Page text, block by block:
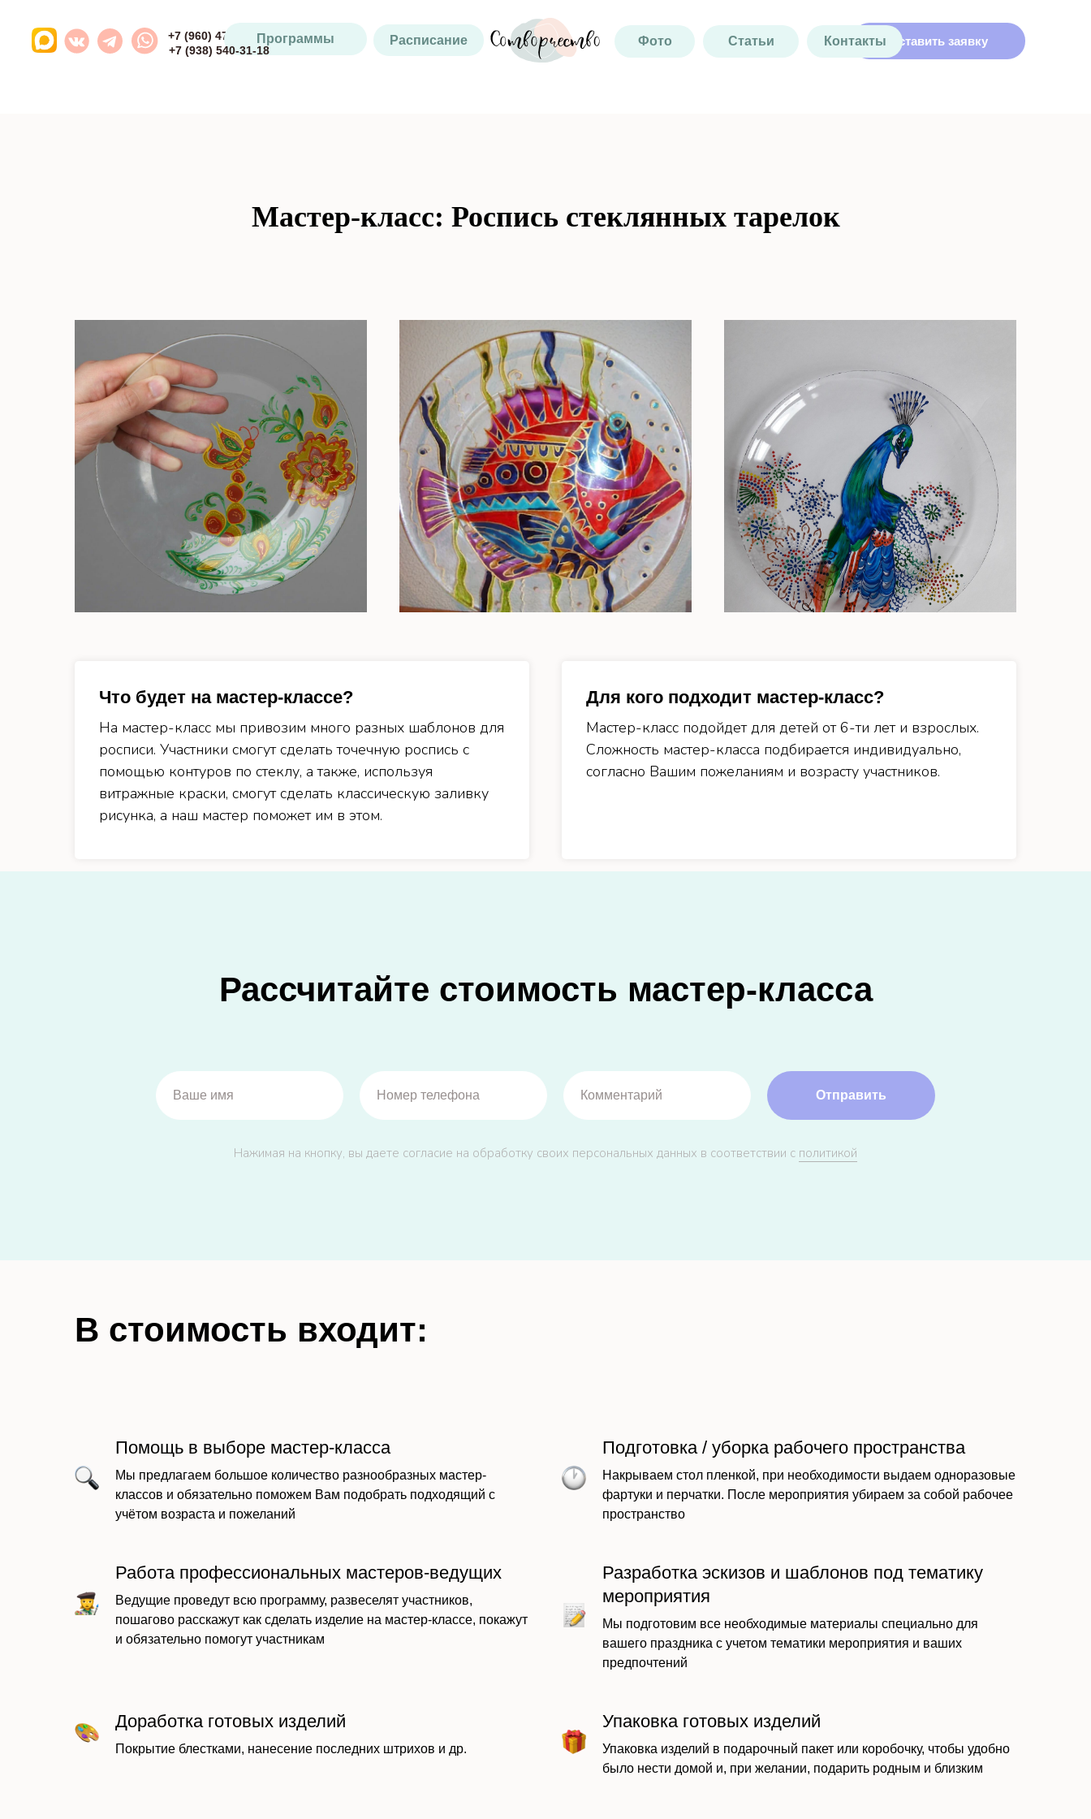
+7 (960) 471-93-64 Оставить заявку
Программы Расписание Фото Статьи Контакты
+7 (938) 540-31-18
Мастер-класс: Роспись стеклянных тарелок
Что будет на мастер-классе?
На мастер-класс мы привозим много разных шаблонов для
росписи. Участники смогут сделать точечную роспись с
помощью контуров по стеклу, а также, используя
витражные краски, смогут сделать классическую заливку
рисунка, а наш мастер поможет им в этом.
Для кого подходит мастер-класс?
Мастер-класс подойдет для детей от 6-ти лет и взрослых.
Сложность мастер-класса подбирается индивидуально,
согласно Вашим пожеланиям и возрасту участников.
Рассчитайте стоимость мастер-класса
Отправить
Нажимая на кнопку, вы даете согласие на обработку своих персональных данных в соответствии с политикой
В стоимость входит:
Помощь в выборе мастер-класса
Мы предлагаем большое количество разнообразных мастер-
классов и обязательно поможем Вам подобрать подходящий с
учётом возраста и пожеланий
Подготовка / уборка рабочего пространства
Накрываем стол пленкой, при необходимости выдаем одноразовые
фартуки и перчатки. После мероприятия убираем за собой рабочее
пространство
Работа профессиональных мастеров-ведущих
Ведущие проведут всю программу, развеселят участников,
пошагово расскажут как сделать изделие на мастер-классе, покажут
и обязательно помогут участникам
Разработка эскизов и шаблонов под тематику
мероприятия
Мы подготовим все необходимые материалы специально для
вашего праздника с учетом тематики мероприятия и ваших
предпочтений
Доработка готовых изделий
Покрытие блестками, нанесение последних штрихов и др.
Упаковка готовых изделий
Упаковка изделий в подарочный пакет или коробочку, чтобы удобно
было нести домой и, при желании, подарить родным и близким